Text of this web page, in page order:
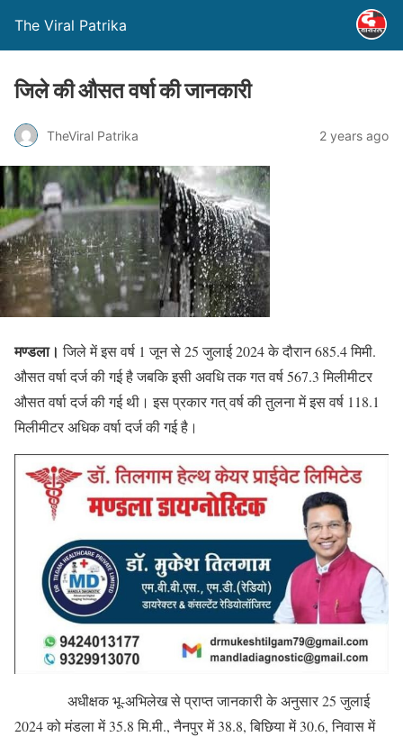
The Viral Patrika
जिले की औसत वर्षा की जानकारी
TheViral Patrika 2 years ago
मण्डला। जिले में इस वर्ष 1 जून से 25 जुलाई 2024 के दौरान 685.4 मिमी.
औसत वर्षा दर्ज की गई है जबकि इसी अवधि तक गत वर्ष 567.3 मिलीमीटर
औसत वर्षा दर्ज की गई थी। इस प्रकार गत् वर्ष की तुलना में इस वर्ष 118.1
मिलीमीटर अधिक वर्षा दर्ज की गई है।
अधीक्षक भू-अभिलेख से प्राप्त जानकारी के अनुसार 25 जुलाई
2024 को मंडला में 35.8 मि.मी., नैनपुर में 38.8, बिछिया में 30.6, निवास में